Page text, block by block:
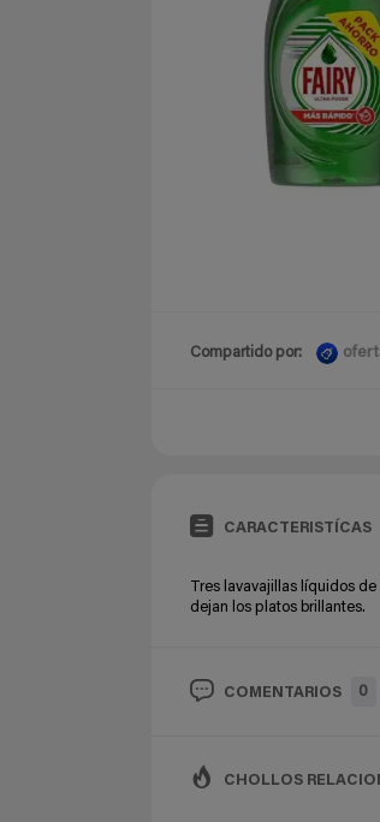
Compartido por:
CARACTERISTÍCAS
Tres lavavajillas líquidos
dejan los platos brillantes.
COMENTARIOS 0
CHOLLOS